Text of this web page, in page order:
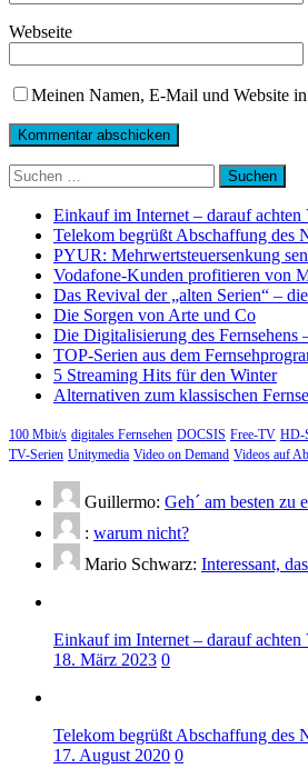
Webseite
Meinen Namen, E-Mail und Website
Suchen
nach:
Einkauf im Internet – darauf
Telekom begrüßt Abschaffung des
PYUR: Mehrwertsteuersenkung
Vodafone-Kunden profitieren von
Das Revival der „alten Serien“ –
Die Sorgen von Arte und Co
Die Digitalisierung des
TOP-Serien aus dem
5 Streaming Hits für den Winter
Alternativen zum klassischen
100 Mbit/s digitales Fernsehen DOCSIS Free-TV HD-
TV-Serien Unitymedia Video on Demand Videos auf
Guillermo: Geh´ am besten zu
: warum nicht?
Mario Schwarz: Interessant,
Einkauf im Internet – darauf
18. März 2023 0
Telekom begrüßt Abschaffung des
17. August 2020 0